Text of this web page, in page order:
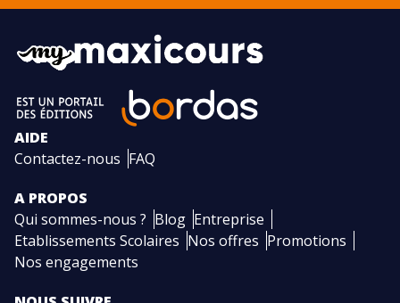
AIDE
Contactez-nous FAQ
A PROPOS
Qui sommes-nous ? Blog Entreprise
Etablissements Scolaires Nos offres Promotions
Nos engagements